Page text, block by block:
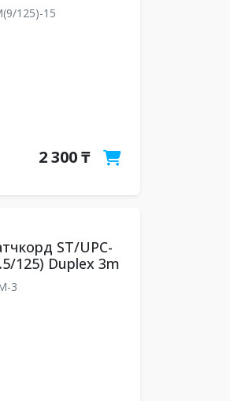
125)-15
2 300 ₸
ST/UPC-
125) Duplex 3m
3